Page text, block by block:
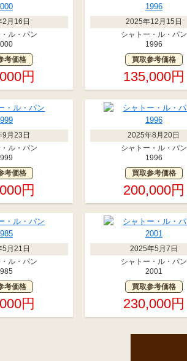
月16日
ル・パン
考価格
円
2025年12月15日
シャトー・ル・パン
1996
買取参考価格
135,000円
月23日
ル・パン
考価格
円
2025年8月20日
シャトー・ル・パン
1996
買取参考価格
200,000円
月21日
ル・パン
考価格
円
2025年5月7日
シャトー・ル・パン
2001
買取参考価格
230,000円